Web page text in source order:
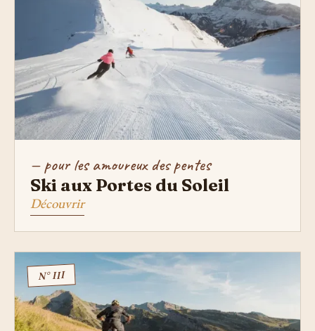
— pour les amoureux des pentes
Ski aux Portes du Soleil
Découvrir
N° III